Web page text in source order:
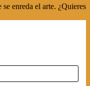
enreda el arte. ¿Quieres